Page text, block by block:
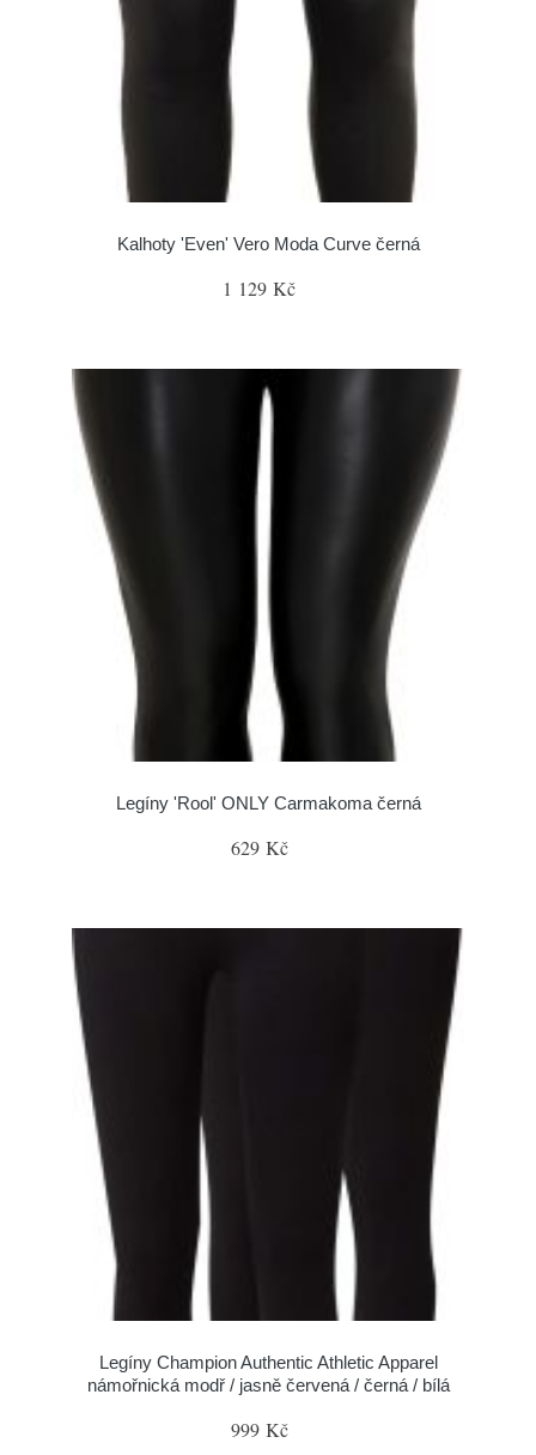
Kalhoty 'Even' Vero Moda Curve černá
1 129 Kč
Legíny 'Rool' ONLY Carmakoma černá
629 Kč
Legíny Champion Authentic Athletic Apparel
námořnická modř / jasně červená / černá / bílá
999 Kč